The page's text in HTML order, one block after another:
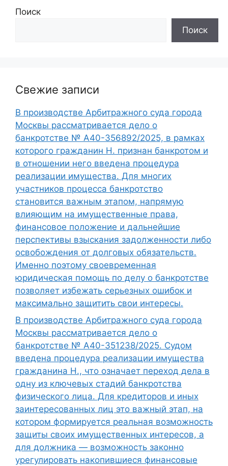
Поиск
Поиск
Свежие записи
В производстве Арбитражного суда города
Москвы рассматривается дело о
банкротстве № А40-356892/2025, в рамках
которого гражданин Н. признан банкротом и
в отношении него введена процедура
реализации имущества. Для многих
участников процесса банкротство
становится важным этапом, напрямую
влияющим на имущественные права,
финансовое положение и дальнейшие
перспективы взыскания задолженности либо
освобождения от долговых обязательств.
Именно поэтому своевременная
юридическая помощь по делу о банкротстве
позволяет избежать серьезных ошибок и
максимально защитить свои интересы.
В производстве Арбитражного суда города
Москвы рассматривается дело о
банкротстве № А40-351238/2025. Судом
введена процедура реализации имущества
гражданина Н., что означает переход дела в
одну из ключевых стадий банкротства
физического лица. Для кредиторов и иных
заинтересованных лиц это важный этап, на
котором формируется реальная возможность
защиты своих имущественных интересов, а
для должника — возможность законно
урегулировать накопившиеся финансовые